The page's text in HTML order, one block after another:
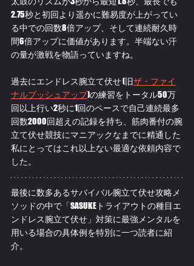
2.75秒と初回より遥かに難易度が上がってい
る中での回数8倍アップ、そして連続耐久時
間6倍アップに価値があります。半端ない汗
の量が激戦を物語っていますね。
過去にエンドレス腕立て伏せ (旧ザ・ファイ
ナルプッシュアップ)の練習をトータル50万
回以上行い2秒に1回のペースで自己連続最多
回数2000回超えの記録を持ち、筋肉番付の腕
立て伏せ競技にマニアックなまでに精通した
私にとってはこれ以上ない最適な依頼内容で
した。
最後に数多あるサバイバル腕立て伏せ攻略メ
ソッドの中で「SASUKEトライアウトの種目エ
ンドレス腕立て伏せ」対策に最強メンタルを
用いる場合の具体例を特別に一つ読者に紹
介。